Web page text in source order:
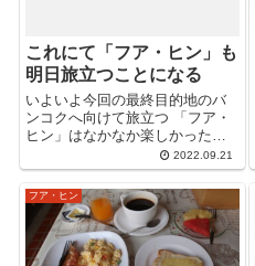
これにて「フア・ヒン」も
明日旅立つことになる
いよいよ今回の最終目的地のバ
ンコクへ向けて旅立つ 「フア・
ヒン」はなかなか楽しかった。
また来ても良いかもと思った。
フア・ヒンで、実はもっと行き
たいところはあった。こういう
旅ってなかなか難しい。 目的地
に着いてか...
2022.09.21
フア・ヒン